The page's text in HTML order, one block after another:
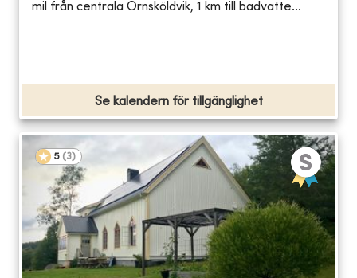
mil från centrala Örnsköldvik, 1 km till badvatte...
Se kalendern för tillgänglighet
5 (3)